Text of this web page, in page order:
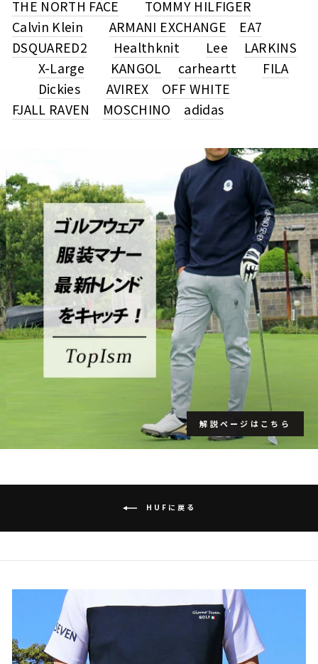
THE NORTH FACE
TOMMY HILFIGER
Calvin Klein
ARMANI EXCHANGE
EA7
DSQUARED2
Healthknit Lee
LARKINS
X-Large
KANGOL carheartt
FILA
Dickies
AVIREX
OFF WHITE
FJALL RAVEN
MOSCHINO adidas
解説ページはこちら
HUFに戻る